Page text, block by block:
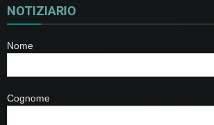
NOTIZIARIO
Nome
Cognome